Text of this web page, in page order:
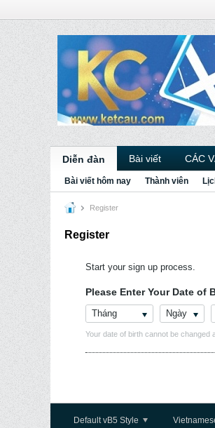
Diễn đàn Bài viết CÁC
Bài viết hôm nay Thành viên
Register
Register
Start your sign up process.
Please Enter Your Date of
Tháng Ngày
Your date of birth cannot be changed
Default vB5 Style